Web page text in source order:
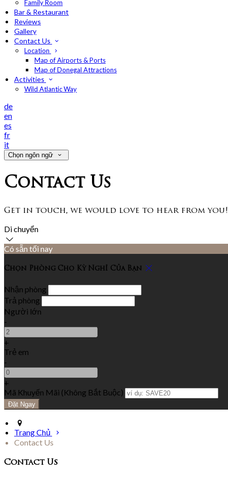
Family Room
Bar & Restaurant
Reviews
Gallery
Contact Us
Location
Map of Airports & Ports
Map of Donegal Attractions
Activities
Wild Atlantic Way
de
en
es
fr
it
Chọn ngôn ngữ
Contact Us
Get in touch, we would love to hear from you!
Di chuyển
Có sẵn tối nay
Chọn Phòng Cho Kỳ Nghỉ Của Bạn
Nhận phòng
Trả phòng
Người lớn
-
+
Trẻ em
-
+
Mã Khuyến Mãi (Không Bắt Buộc)
Trang Chủ
Contact Us
Contact Us